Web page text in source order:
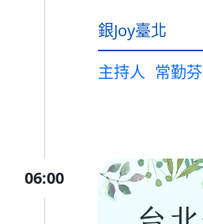
銀Joy臺北
主持人 常勤芬
06:00